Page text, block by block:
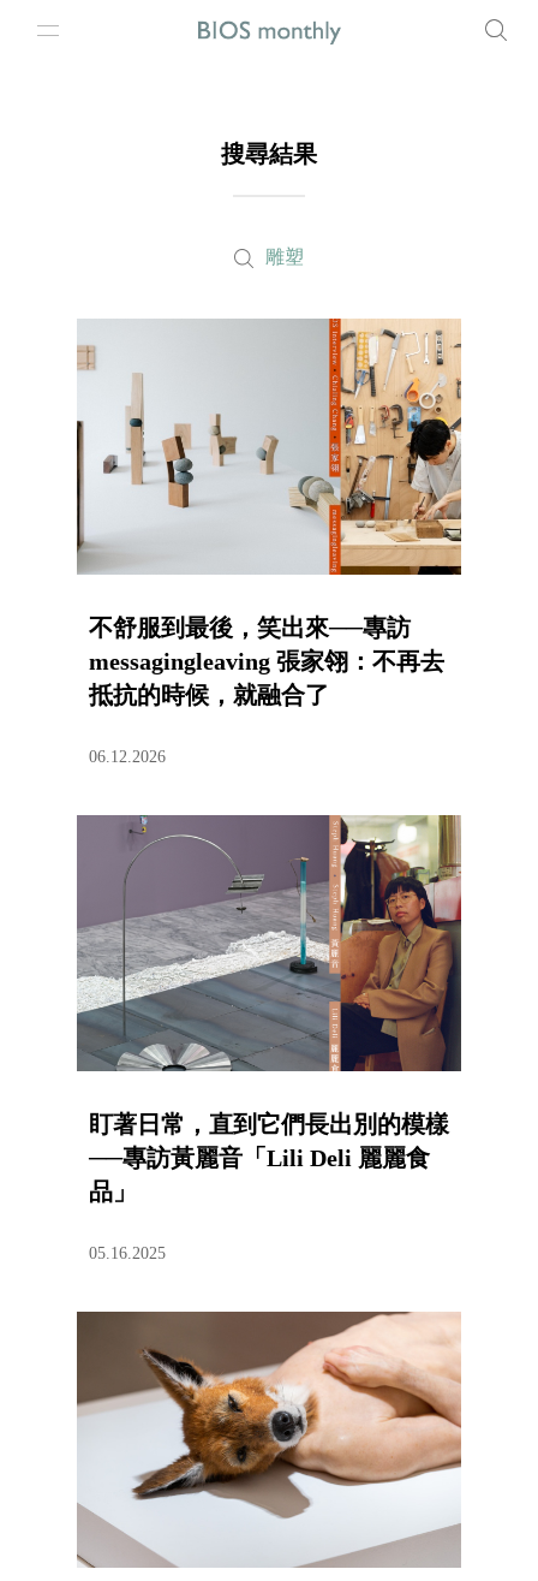
搜尋結果
雕塑
不舒服到最後，笑出來──專訪
messagingleaving 張家翎：不再去
抵抗的時候，就融合了
06.12.2026
盯著日常，直到它們長出別的模樣
──專訪黃麗音「Lili Deli 麗麗食
品」
05.16.2025